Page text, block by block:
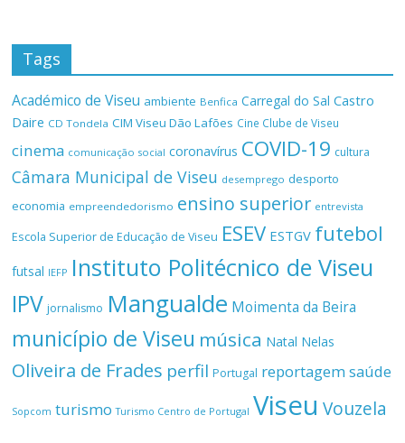
Tags
Académico de Viseu ambiente Benfica Carregal do Sal Castro
Daire CD Tondela CIM Viseu Dão Lafões Cine Clube de Viseu
cinema comunicação social coronavírus COVID-19 cultura
Câmara Municipal de Viseu desemprego desporto
economia empreendedorismo ensino superior entrevista
Escola Superior de Educação de Viseu ESEV ESTGV futebol
futsal IEFP Instituto Politécnico de Viseu
IPV jornalismo Mangualde Moimenta da Beira
município de Viseu música Natal Nelas
Oliveira de Frades perfil Portugal reportagemsaúde
Sopcom turismo Turismo Centro de Portugal Viseu Vouzela